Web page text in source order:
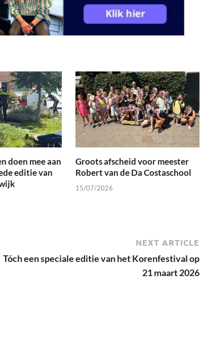
doen mee aan
editie van
Groots afscheid voor meester
Robert van de Da Costaschool
15/07/2026
NEXT ARTICLE
Tóch een speciale editie van het Korenfestival op
21 maart 2026